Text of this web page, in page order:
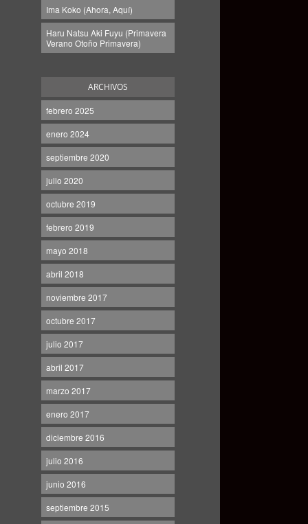
Ima Koko (Ahora, Aquí)
Haru Natsu Aki Fuyu (Primavera
Verano Otoño Primavera)
ARCHIVOS
febrero 2025
enero 2024
septiembre 2020
julio 2020
octubre 2019
febrero 2019
mayo 2018
abril 2018
noviembre 2017
octubre 2017
julio 2017
abril 2017
marzo 2017
enero 2017
diciembre 2016
julio 2016
junio 2016
septiembre 2015